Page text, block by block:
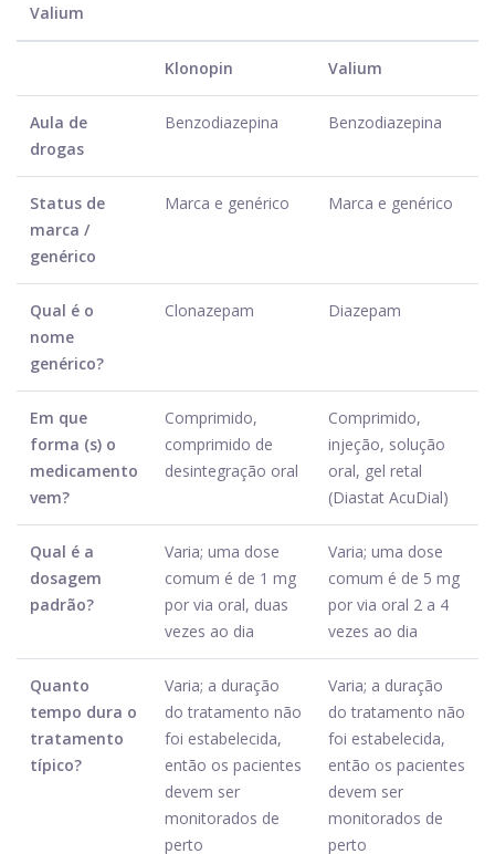
Valium
Klonopin Valium
Aula de
drogas
Benzodiazepina Benzodiazepina
Status de
marca /
genérico
Marca e genérico Marca e genérico
Qual é o
nome
genérico?
Clonazepam Diazepam
Em que
forma (s) o
medicamento
vem?
Comprimido,
comprimido de
desintegração oral
Comprimido,
injeção, solução
oral, gel retal
(Diastat AcuDial)
Qual é a
dosagem
padrão?
Varia; uma dose
comum é de 1 mg
por via oral, duas
vezes ao dia
Varia; uma dose
comum é de 5 mg
por via oral 2 a 4
vezes ao dia
Quanto
tempo dura o
tratamento
típico?
Varia; a duração
do tratamento não
foi estabelecida,
então os pacientes
devem ser
monitorados de
perto
Varia; a duração
do tratamento não
foi estabelecida,
então os pacientes
devem ser
monitorados de
perto